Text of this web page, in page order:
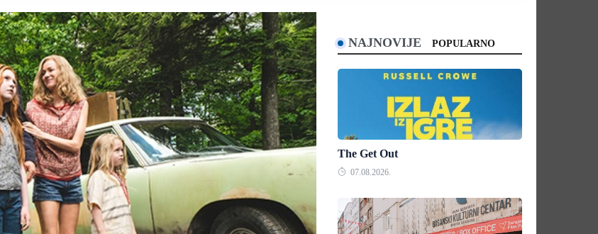
NAJNOVIJE POPULARNO
The Get Out
07.08.2026.